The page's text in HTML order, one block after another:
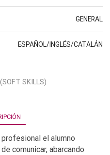
GENERAL
ESPAÑOL/INGLÉS/CATALÁN
SKILLS)
el alumno
comunicar, abarcando